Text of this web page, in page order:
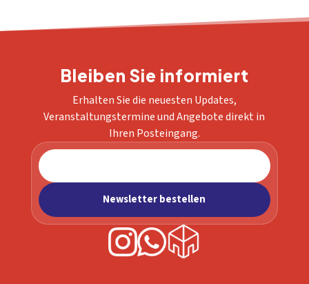
Bleiben Sie informiert
Erhalten Sie die neuesten Updates,
Veranstaltungstermine und Angebote direkt in
Ihren Posteingang.